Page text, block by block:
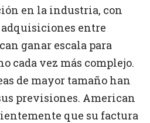
en la industria, con
entre
ganar escala para
cada vez más complejo.
de mayor tamaño han
previsiones. American
que su factura